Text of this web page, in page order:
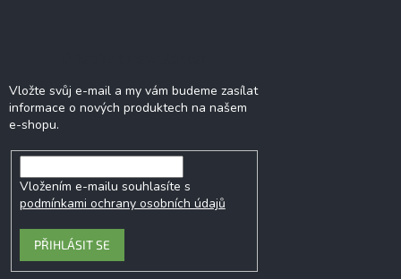
Vložte svůj e-mail a my vám budeme zasílat
informace o nových produktech na našem
e-shopu.
Vložením e-mailu souhlasíte s
podmínkami ochrany osobních údajů
PŘIHLÁSIT SE